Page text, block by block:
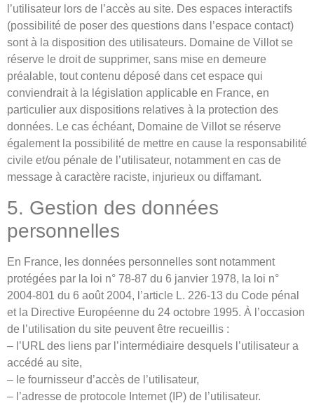
l’utilisateur lors de l’accès au site. Des espaces interactifs
(possibilité de poser des questions dans l’espace contact)
sont à la disposition des utilisateurs. Domaine de Villot se
réserve le droit de supprimer, sans mise en demeure
préalable, tout contenu déposé dans cet espace qui
conviendrait à la législation applicable en France, en
particulier aux dispositions relatives à la protection des
données. Le cas échéant, Domaine de Villot se réserve
également la possibilité de mettre en cause la responsabilité
civile et/ou pénale de l’utilisateur, notamment en cas de
message à caractère raciste, injurieux ou diffamant.
5. Gestion des données
personnelles
En France, les données personnelles sont notamment
protégées par la loi n° 78-87 du 6 janvier 1978, la loi n°
2004-801 du 6 août 2004, l’article L. 226-13 du Code pénal
et la Directive Européenne du 24 octobre 1995. À l’occasion
de l’utilisation du site peuvent être recueillis :
– l’URL des liens par l’intermédiaire desquels l’utilisateur a
accédé au site,
– le fournisseur d’accès de l’utilisateur,
– l’adresse de protocole Internet (IP) de l’utilisateur.